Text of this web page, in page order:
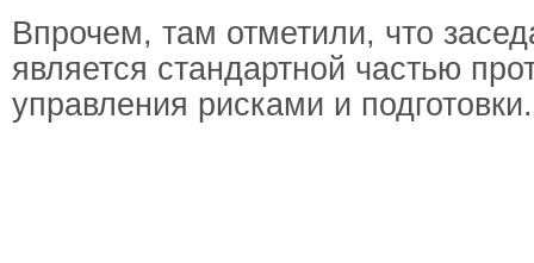
Впрочем, там отметили, что
является стандартной частью
управления рисками и подготовки.